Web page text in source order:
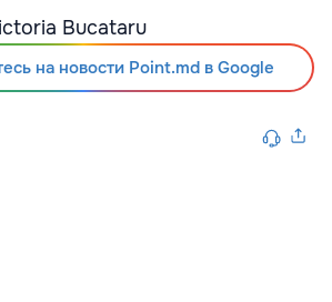
Bucataru
на новости Point.md в Google